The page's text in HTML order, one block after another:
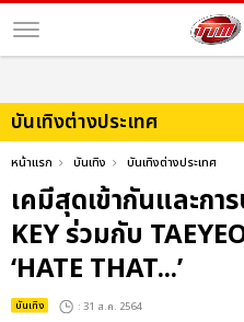
บันเทิงต่างประเทศ
หน้าแรก บันเทิง บันเทิงต่างประเทศ
เคมีสุดเข้ากันและกา
KEY ร่วมกับ
‘HATE THAT...’
บันเทิง : 31 ส.ค. 2564